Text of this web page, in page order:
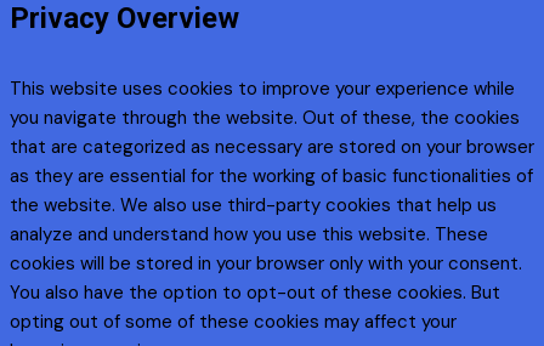
Privacy Overview
This website uses cookies to improve your experience while
you navigate through the website. Out of these, the cookies
that are categorized as necessary are stored on your browser
as they are essential for the working of basic functionalities of
the website. We also use third-party cookies that help us
analyze and understand how you use this website. These
cookies will be stored in your browser only with your consent.
You also have the option to opt-out of these cookies. But
opting out of some of these cookies may affect your